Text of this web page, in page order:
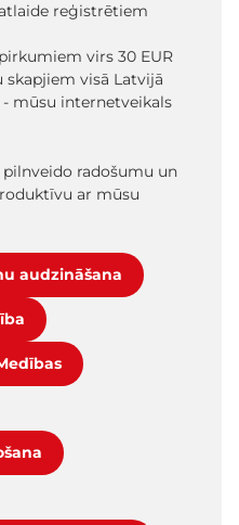
reģistrētiem
virs 30 EUR
skapjiem visā Latvijā
mūsu internetveikals
radošumu un
ar mūsu
audzināšana